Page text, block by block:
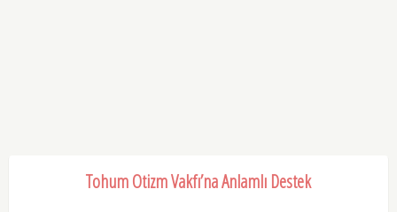
Tohum Otizm Vakfı’na Anlamlı Destek